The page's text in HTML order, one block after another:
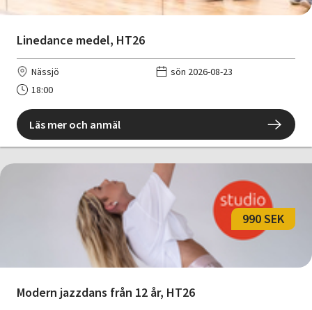
Linedance medel, HT26
Nässjö
sön 2026-08-23
18:00
Läs mer och anmäl
Modern jazzdans från 12 år, HT26
990 SEK